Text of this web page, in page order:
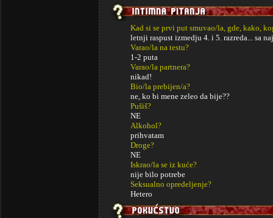
Kad si se prvi put smuvao/la, gde, kako,
letnji raspust izmedju 4. i 5. razreda... sa
Varao/la na testu?
1-2 puta
Varao/la partnera?
nikad!
Bio/la prebijen/a?
ne, ko bi mene zeleo da bije??
Pušiš?
NE
Alkohol?
prihvatam
Droge?
NE
Iskrao/la se iz kuće?
nije bilo potrebe
Seksualno opredeljenje?
Hetero